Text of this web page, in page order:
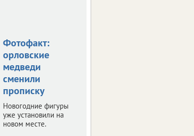
Фотофакт:
орловские
медведи
сменили
прописку
Новогодние фигуры
уже установили на
новом месте.